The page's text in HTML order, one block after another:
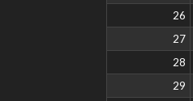
26
27
28
29